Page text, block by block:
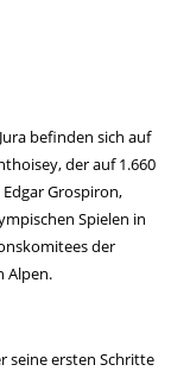
befinden sich auf
der auf 1.660
Grospiron,
Spielen in
der
Alpen.
seine ersten Schritte